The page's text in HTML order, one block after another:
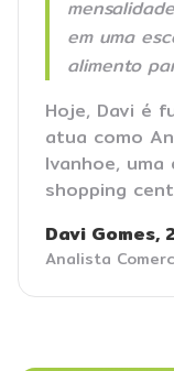
em uma
alimento
Hoje, Davi é
atua como
Ivanhoe,
shopping
Davi Gomes,
Analista